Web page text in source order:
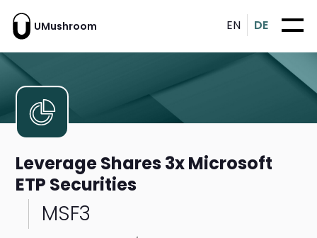
UMushroom EN DE
Leverage Shares 3x Microsoft
ETP Securities
MSF3